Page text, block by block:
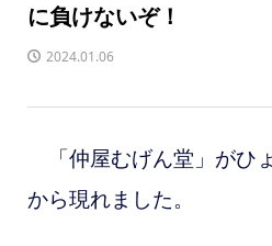
に負けないぞ！
2024.01.06
「仲屋むげん堂」がひ
から現れました。